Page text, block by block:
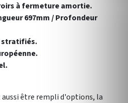
à fermeture amortie.
697mm / Profondeur
stratifiés.
être rempli d'options, la